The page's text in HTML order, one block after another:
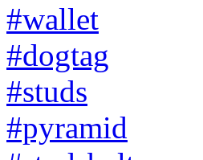
#wallet
#dogtag
#studs
#pyramid